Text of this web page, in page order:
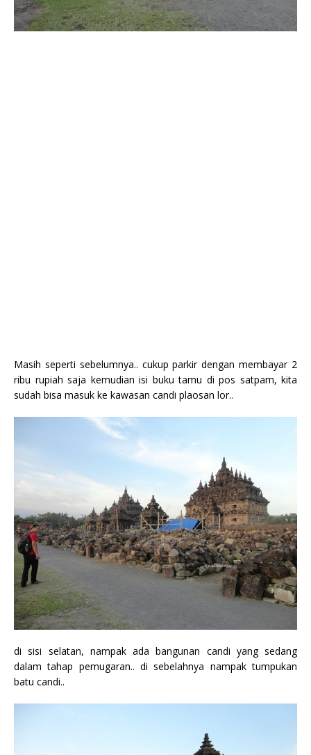
Masih seperti sebelumnya.. cukup parkir dengan membayar 2
ribu rupiah saja kemudian isi buku tamu di pos satpam, kita
sudah bisa masuk ke kawasan candi plaosan lor..
di sisi selatan, nampak ada bangunan candi yang sedang
dalam tahap pemugaran.. di sebelahnya nampak tumpukan
batu candi..